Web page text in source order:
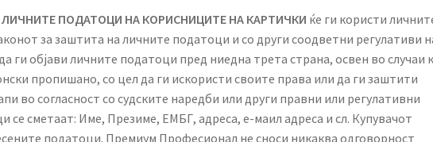
ПОДАТОЦИ НА КОРИСНИЦИТЕ НА КАРТИЧКИ ќе ги користи
за заштита на личните податоци и со други соодветни регулативи
ги објави личните податоци пред ниедна трета страна, освен во случаи
пропишано, со цел да ги искористи своите права или да ги заштити
во согласност со судските наредби или други правни или регулативни
се сметаат: Име, Презиме, ЕМБГ, адреса, е-маил адреса и сл. Купувачот
податоци. Премиум Професионал не сноси никаква одговорност